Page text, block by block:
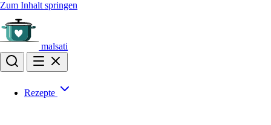
Zum Inhalt springen
malsati
Rezepte